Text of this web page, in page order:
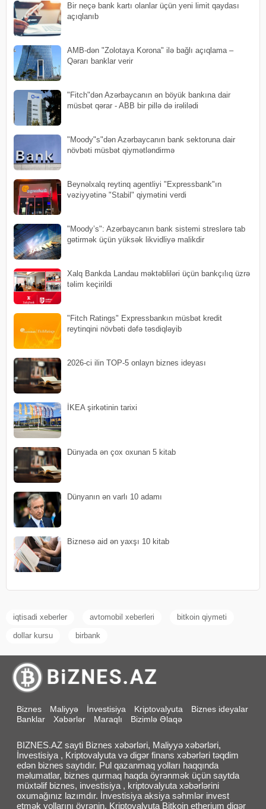
Bir neçə bank kartı olanlar üçün yeni limit qaydası
açıqlanıb
AMB-dən "Zolotaya Korona" ilə bağlı açıqlama –
Qərarı banklar verir
"Fitch"dən Azərbaycanın ən böyük bankına dair
müsbət qərar - ABB bir pillə də irəlilədi
"Moody"s"dən Azərbaycanın bank sektoruna dair
növbəti müsbət qiymətləndirmə
Beynəlxalq reytinq agentliyi "Expressbank"ın
vəziyyətinə "Stabil" qiymətini verdi
"Moody’s": Azərbaycanın bank sistemi streslərə tab
gətirmək üçün yüksək likvidliyə malikdir
Xalq Bankda Landau məktəbliləri üçün bankçılıq üzrə
təlim keçirildi
"Fitch Ratings" Expressbankın müsbət kredit
reytinqini növbəti dəfə təsdiqləyib
2026-ci ilin TOP-5 onlayn biznes ideyası
İKEA şirkətinin tarixi
Dünyada ən çox oxunan 5 kitab
Dünyanın ən varlı 10 adamı
Biznesə aid ən yaxşı 10 kitab
iqtisadi xeberler avtomobil xeberleri bitkoin qiymeti
dollar kursu birbank
Biznes Maliyyə İnvestisiya Kriptovalyuta
Biznes ideyalar
Banklar
Xəbərlər Maraqlı Bizimlə Əlaqə
BIZNES.AZ sayti Biznes xəbərləri, Maliyyə xəbərləri,
İnvestisiya , Kriptovalyuta və digər finans xəbərləri təqdim
edən biznes saytıdır. Pul qazanmaq yolları haqqında
məlumatlar, biznes qurmaq haqda öyrənmək üçün saytda
müxtəlif biznes, investisiya , kriptovalyuta xəbərlərini
oxumağınız lazımdır. İnvestisiya aksiya səhmlər invest
etmək yollarını öyrənin. Kriptovalyuta Bitkoin etherium digər